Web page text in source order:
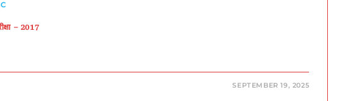
– 2017
SEPTEMBER 19, 2025